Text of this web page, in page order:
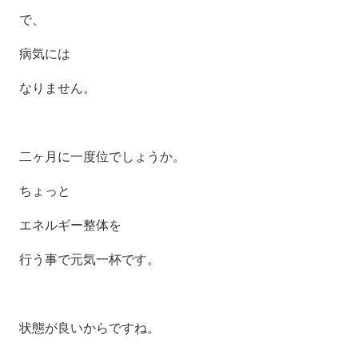
で、
病気には
なりません。
二ヶ月に一度位でしょうか。
ちょっと
エネルギー整体を
行う事で元気一杯です。
状態が良いからですね。